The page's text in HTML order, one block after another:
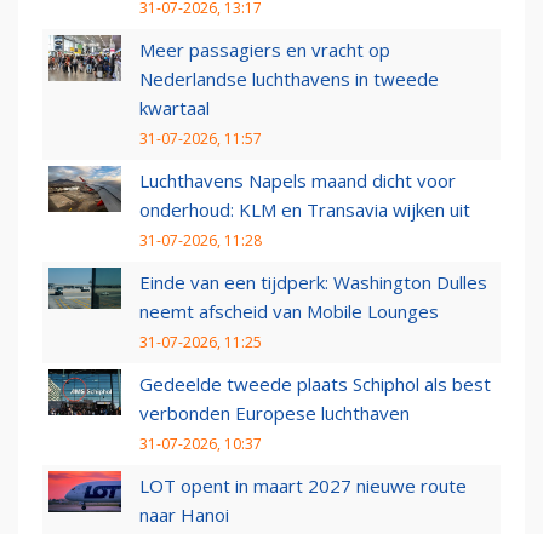
31-07-2026, 13:17
Meer passagiers en vracht op
Nederlandse luchthavens in tweede
kwartaal
31-07-2026, 11:57
Luchthavens Napels maand dicht voor
onderhoud: KLM en Transavia wijken uit
31-07-2026, 11:28
Einde van een tijdperk: Washington Dulles
neemt afscheid van Mobile Lounges
31-07-2026, 11:25
Gedeelde tweede plaats Schiphol als best
verbonden Europese luchthaven
31-07-2026, 10:37
LOT opent in maart 2027 nieuwe route
naar Hanoi